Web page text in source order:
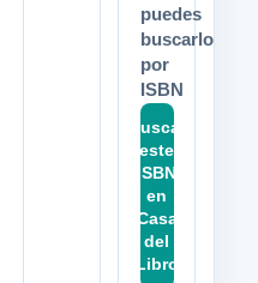
puedes
buscarlo
por
ISBN
Buscar
este
ISBN
en
Casa
del
Libro